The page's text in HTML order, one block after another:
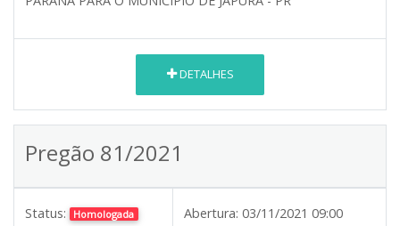
DETALHES
Pregão 81/2021
Status: Homologada Abertura: 03/11/2021 09:00